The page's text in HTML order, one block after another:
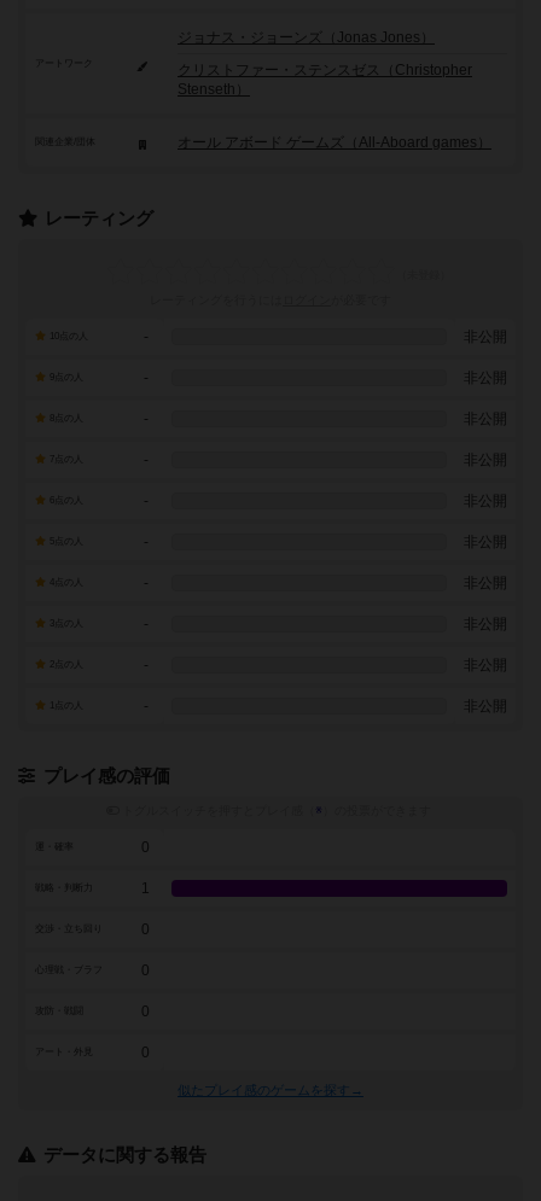
アートワーク
ジョナス・ジョーンズ（Jonas Jones）
クリストファー・ステンスゼス（Christopher
Stenseth）
オール アボード ゲームズ（All-Aboard games）
レーティング
- 非公開
- 非公開
- 非公開
7点の人 - 非公開
- 非公開
- 非公開
- 非公開
- 非公開
- 非公開
- 非公開
プレイ感の評価
※
0
戦略・判断力 1
0
0
0
アート・外見 0
似たプレイ感のゲームを探す→
データに関する報告